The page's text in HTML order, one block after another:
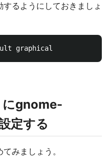
るようにしておきましょ
にgnome-
定する
みましょう。